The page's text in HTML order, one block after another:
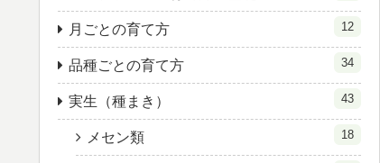
月ごとの育て方 12
品種ごとの育て方 34
実生（種まき） 43
メセン類 18